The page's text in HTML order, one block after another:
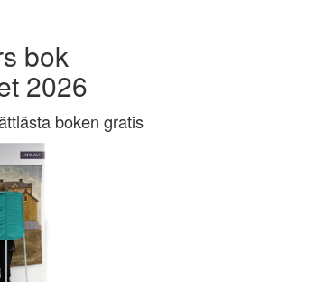
bok
2026
boken gratis